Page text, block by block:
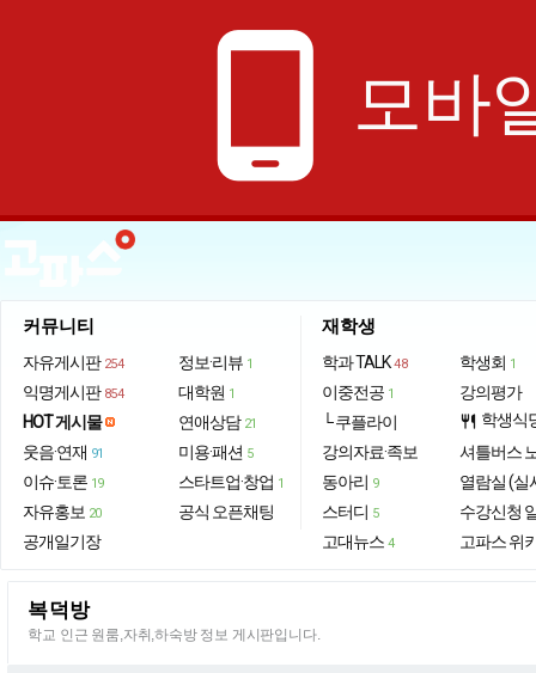
phone_android 모바
커뮤니티
자유게시판 254
익명게시판 854
HOT 게시물
웃음·연재 91
이슈·토론 19
자유홍보 20
공개일기장
정보·리뷰 1
대학원 1
연애상담 21
미용·패션 5
스타트업·창업 1
공식 오픈채팅
재학생
학과 TALK 48
이중전공 1
└ 쿠플라이
강의자료·족보
동아리 9
스터디 5
고대뉴스 4
학생회 1
강의평가
restaurant 학생식
셔틀버스
열람실 (실
수강신청
고파스 위
복덕방
학교 인근 원룸,자취,하숙방 정보 게시판입니다.